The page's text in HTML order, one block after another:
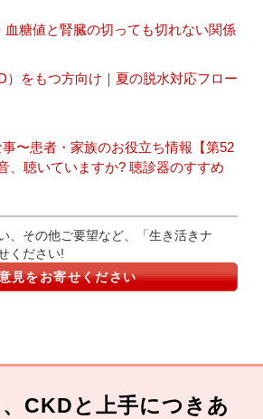
血糖値と腎臓の切っても切れない関係
）をもつ方向け｜夏の脱水対応フロー
〜患者・家族のお役立ち情報【第52
、聴いていますか? 聴診器のすすめ
、その他ご要望など、「生き活きナ
ください!
見をお寄せください
CKDと上手につきあ